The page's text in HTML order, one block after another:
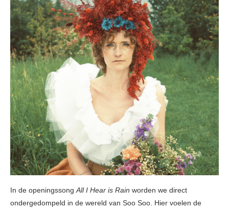
In de openingssongAll I Hear is Rain worden we direct
ondergedompeld in de wereld van Soo Soo. Hier voelen de